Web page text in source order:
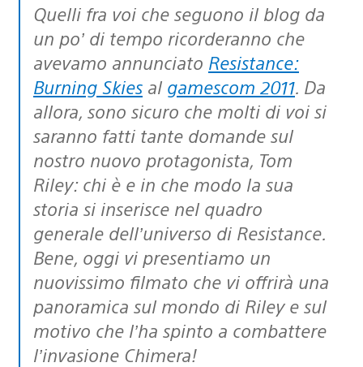
Quelli fra voi che seguono il blog da
un po’ di tempo ricorderanno che
avevamo annunciato Resistance:
Burning Skies al gamescom 2011. Da
allora, sono sicuro che molti di voi si
saranno fatti tante domande sul
nostro nuovo protagonista, Tom
Riley: chi è e in che modo la sua
storia si inserisce nel quadro
generale dell’universo di Resistance.
Bene, oggi vi presentiamo un
nuovissimo filmato che vi offrirà una
panoramica sul mondo di Riley e sul
motivo che l’ha spinto a combattere
l’invasione Chimera!